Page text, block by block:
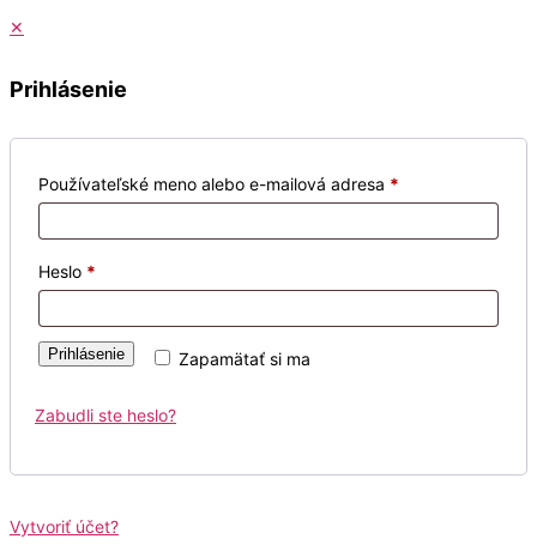
✕
Prihlásenie
Používateľské meno alebo e-mailová adresa *
Heslo *
Zapamätať si ma
Prihlásenie
Zabudli ste heslo?
Vytvoriť účet?